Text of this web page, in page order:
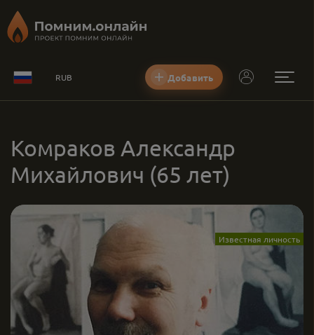
RUB Добавить
Комраков Александр
Михайлович (65 лет)
Известная личность